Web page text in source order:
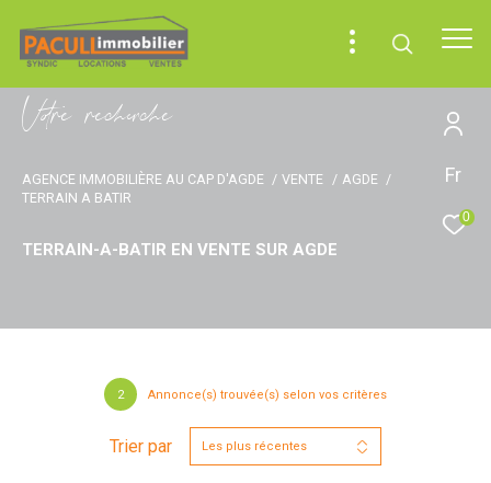
Fr
0
Vore recece
AGENCE IMMOBILIÈRE AU CAP D'AGDE VENTE
AGDE
TERRAIN A BATIR
TERRAIN-A-BATIR EN VENTE SUR AGDE
2 Annonce(s) trouvée(s) selon vos critères
Trier par Les plus récentes